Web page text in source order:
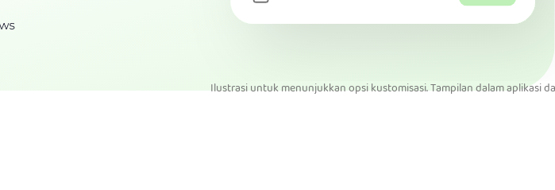
Ilustrasi untuk menunjukkan opsi kustomisasi. Tampilan dalam aplikasi